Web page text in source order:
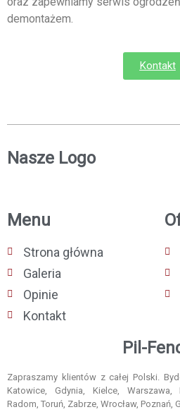
demontażem.
Kontakt
Nasze Logo
Menu
Strona główna
Galeria
Opinie
Kontakt
Pil-
Zapraszamy klientów z całej Polski.
Katowice, Gdynia, Kielce, Warszawa,
Radom, Toruń, Zabrze, Wrocław, Poznań,